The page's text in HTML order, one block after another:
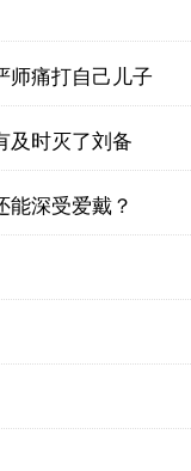
师痛打自己儿子
及时灭了刘备
能深受爱戴？